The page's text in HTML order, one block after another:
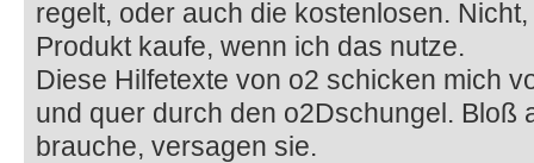
regelt, oder auch die kostenlosen.
Produkt kaufe, wenn ich das nutze.
Diese Hilfetexte von o2 schicken mich
und quer durch den o2Dschungel. Bloß
brauche, versagen sie.